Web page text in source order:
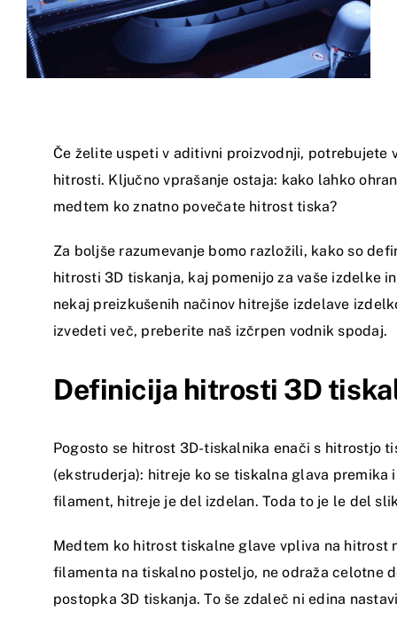
Če želite uspeti v aditivni proizvodnji, potrebujete
hitrosti. Ključno vprašanje ostaja: kako lahko
medtem ko znatno povečate hitrost tiska?
Za boljše razumevanje bomo razložili, kako so
hitrosti 3D tiskanja, kaj pomenijo za vaše izdelke
nekaj preizkušenih načinov hitrejše izdelave
izvedeti več, preberite naš izčrpen vodnik spodaj.
Definicija hitrosti 3D
Pogosto se hitrost 3D-tiskalnika enači s hitrostjo
(ekstruderja): hitreje ko se tiskalna glava premika
filament, hitreje je del izdelan. Toda to je le del
Medtem ko hitrost tiskalne glave vpliva na hitrost
filamenta na tiskalno posteljo, ne odraža celotne
postopka 3D tiskanja. To še zdaleč ni edina